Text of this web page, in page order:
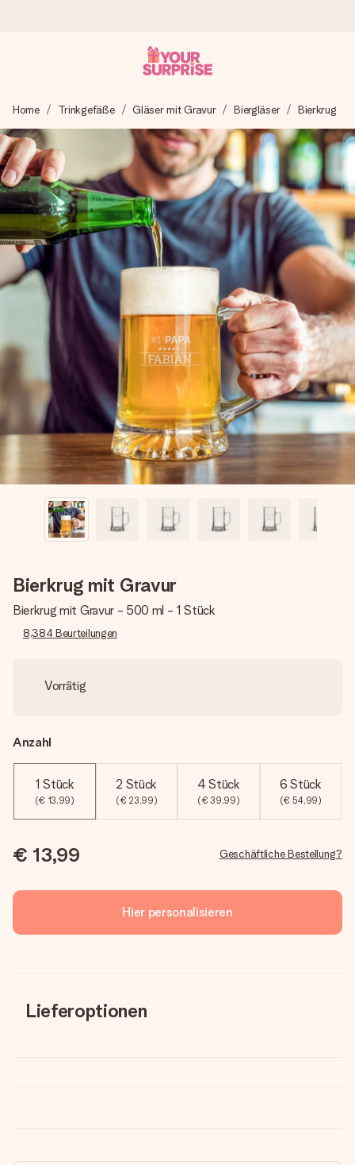
Wir bereiten dein Geschenk sorgfältig vor und schicken es
blitzschnell – damit du es genau zum richtigen Zeitpunkt
überreichen kannst, wenn es am meisten zählt.
4,8 (basierend auf +15.000 Bewertungen)
Unsere Geschenke begeistern. Kunden bewerten uns mit
4,8 bei Google Reviews (Gesamtergebnis aller Länder, in
die wir versenden).
Mit Liebe gemacht, im Handumdrehen
Erstelle etwas Einzigartiges in wenigen Schritten – mit
ihrem Namen, deinem Foto oder einer Nachricht von
Herzen. Kein Stress, nur pure Liebe für den perfekten
Moment.
Home Trinkgefäße Gläser mit Gravur Biergläser Bierkrug
Bierkrug mit Gravur
Bierkrug mit Gravur - 500 ml - 1 Stück
8,384 Beurteilungen
Vorrätig
Anzahl
1 Stück
(€ 13,99)
2 Stück
(€ 23,99)
4 Stück
(€ 39,99)
6 Stück
(€ 54,99)
€ 13,99 Geschäftliche Bestellung?
Hier personalisieren
Lieferoptionen